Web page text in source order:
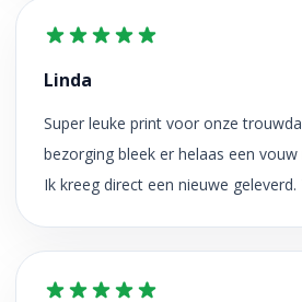
Linda
Super leuke print voor onze
bezorging bleek er helaas een
Ik kreeg direct een nieuwe geleverd.